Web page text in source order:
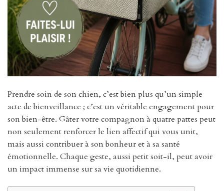
Prendre soin de son chien, c’est bien plus qu’un simple
acte de bienveillance ; c’est un véritable engagement pour
son bien-être. Gâter votre compagnon à quatre pattes peut
non seulement renforcer le lien affectif qui vous unit,
mais aussi contribuer à son bonheur et à sa santé
émotionnelle. Chaque geste, aussi petit soit-il, peut avoir
un impact immense sur sa vie quotidienne.